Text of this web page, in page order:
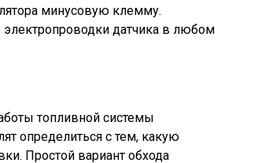
минусовую клемму.
датчика в любом
топливной системы
определиться с тем, какую
Простой вариант обхода